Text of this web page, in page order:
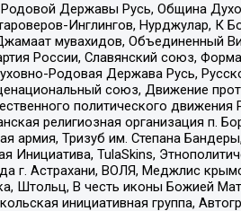
Державы Русь, Община
Инглингов, Нурджулар, К
мувахидов, Объединенный
России, Славянский союз,
Родовая Держава Русь,
союз, Движение
политического движения
религиозная организация п.
Тризуб им. Степана
TulaSkins,
г. Астрахани, ВОЛЯ, Меджлис
Штольц, В честь иконы Божией
инициативная группа,